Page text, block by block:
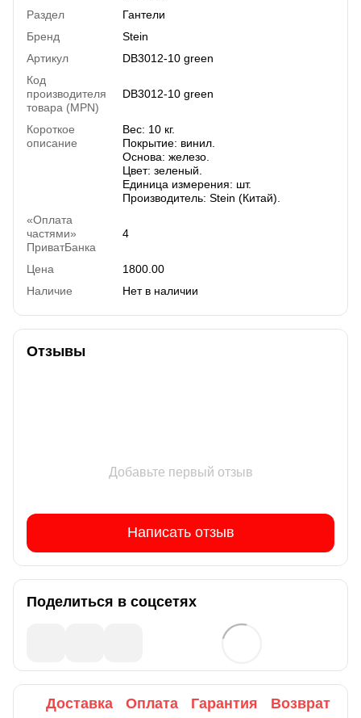
Раздел
Гантели
Бренд
Stein
Артикул
DB3012-10 green
Код
производителя
товара (MPN)
DB3012-10 green
Короткое
описание
Вес: 10 кг.
Покрытие: винил.
Основа: железо.
Цвет: зеленый.
Единица измерения: шт.
Производитель: Stein (Китай).
«Оплата
частями»
ПриватБанка
4
Цена
1800.00
Наличие
Нет в наличии
Отзывы
Добавьте первый отзыв
Написать отзыв
Поделиться в соцсетях
Доставка Оплата Гарантия Возврат